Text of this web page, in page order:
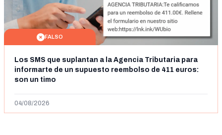
FALSO
Los SMS que suplantan a la Agencia Tributaria para
informarte de un supuesto reembolso de 411 euros:
son un timo
04/08/2026